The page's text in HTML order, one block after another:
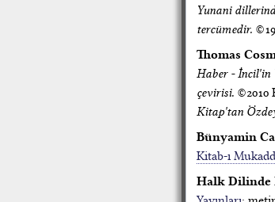
Yunani
tercümedir.
Thomas
Haber - İncil'in
çevirisi. ©2010
Kitap'tan
Bünyamin
Kitab-ı
Halk Dilinde